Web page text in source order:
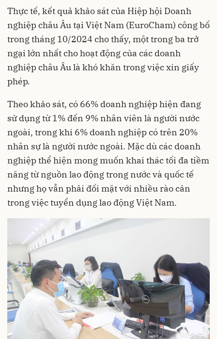
Thực tế, kết quả khảo sát của Hiệp hội Doanh
nghiệp châu Âu tại Việt Nam (EuroCham) công bố
trong tháng 10/2024 cho thấy, một trong ba trở
ngại lớn nhất cho hoạt động của các doanh
nghiệp châu Âu là khó khăn trong việc xin giấy
phép.
Theo khảo sát, có 66% doanh nghiệp hiện đang
sử dụng từ 1% đến 9% nhân viên là người nước
ngoài, trong khi 6% doanh nghiệp có trên 20%
nhân sự là người nước ngoài. Mặc dù các doanh
nghiệp thể hiện mong muốn khai thác tối đa tiềm
năng từ nguồn lao động trong nước và quốc tế
nhưng họ vẫn phải đối mặt với nhiều rào cản
trong việc tuyển dụng lao động Việt Nam.